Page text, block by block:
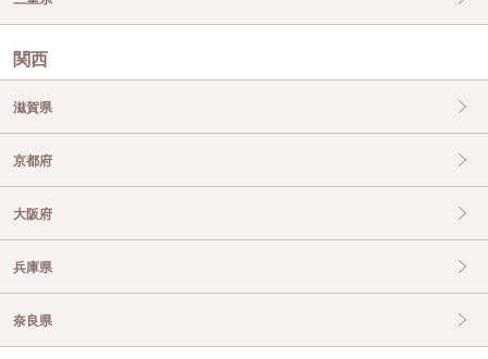
関西
滋賀県
京都府
大阪府
兵庫県
奈良県